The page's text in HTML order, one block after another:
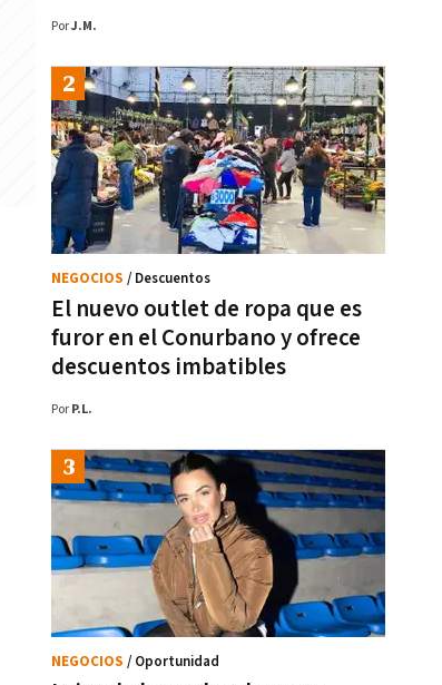
PorJ.M.
El nuevo outlet de ropa que es
furor en el Conurbano y ofrece
descuentos imbatibles
NEGOCIOS / Descuentos
Por P.L.
NEGOCIOS / Oportunidad